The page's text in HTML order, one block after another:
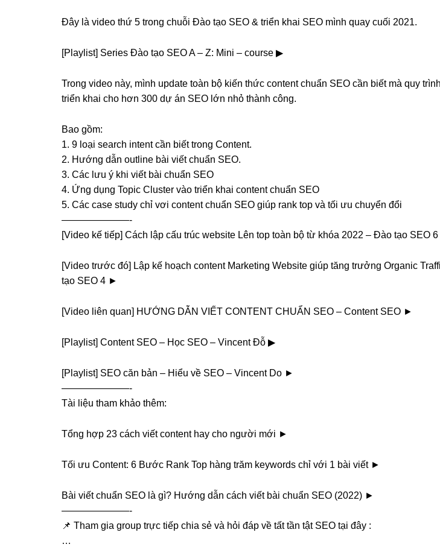
Đây là video thứ 5 trong chuỗi Đào tạo SEO & triển khai SEO mình quay cuối 2021.
[Playlist] Series Đào tạo SEO A – Z: Mini – course ▶︎
Trong video này, mình update toàn bộ kiến thức content chuẩn SEO cần biết mà quy
triển khai cho hơn 300 dự án SEO lớn nhỏ thành công.
Bao gồm:
1. 9 loại search intent cần biết trong Content.
2. Hướng dẫn outline bài viết chuẩn SEO.
3. Các lưu ý khi viết bài chuẩn SEO
4. Ứng dụng Topic Cluster vào triển khai content chuẩn SEO
5. Các case study chỉ vơi content chuẩn SEO giúp rank top và tối ưu chuyển đổi
———————-
[Video kế tiếp] Cách lập cấu trúc website Lên top toàn bộ từ khóa 2022 – Đào tạo SEO
[Video trước đó] Lập kế hoạch content Marketing Website giúp tăng trưởng Organic
tạo SEO 4 ►
[Video liên quan] HƯỚNG DẪN VIẾT CONTENT CHUẨN SEO – Content SEO ►
[Playlist] Content SEO – Học SEO – Vincent Đỗ ▶︎
[Playlist] SEO căn bản – Hiểu về SEO – Vincent Do ►
———————-
Tài liệu tham khảo thêm:
Tổng hợp 23 cách viết content hay cho người mới ►
Tối ưu Content: 6 Bước Rank Top hàng trăm keywords chỉ với 1 bài viết ►
Bài viết chuẩn SEO là gì? Hướng dẫn cách viết bài chuẩn SEO (2022) ►
———————-
📌 Tham gia group trực tiếp chia sẻ và hỏi đáp về tất tần tật SEO tại đây :
…